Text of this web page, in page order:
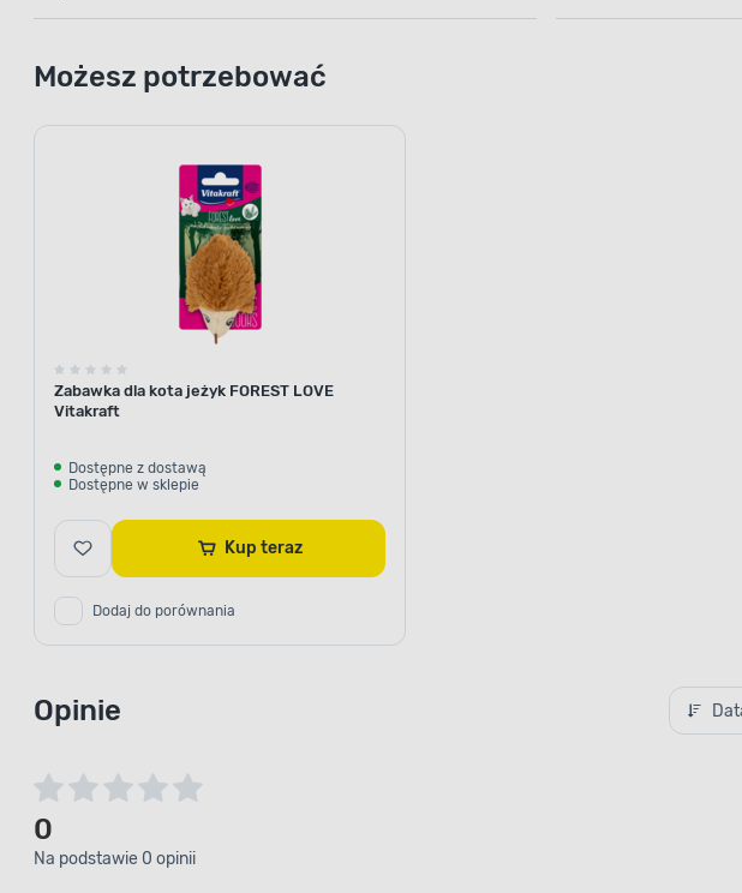
Możesz potrzebować
Zabawka dla kota jeżyk FOREST LOVE
Vitakraft
Dostępne z dostawą
Dostępne w sklepie
Kup teraz
Dodaj do porównania
Opinie
0
Na podstawie 0 opinii